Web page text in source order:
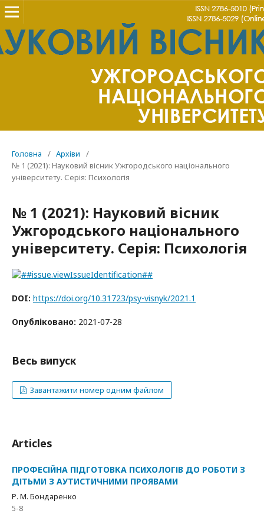
Головна / Архіви
/
№ 1 (2021): Науковий вісник Ужгородського національного
університету. Серія: Психологія
№ 1 (2021): Науковий вісник
Ужгородського національного
університету. Серія: Психологія
DOI: https://doi.org/10.31723/psy-visnyk/2021.1
Опубліковано: 2021-07-28
Весь випуск
Завантажити номер одним файлом
Articles
ПРОФЕСІЙНА ПІДГОТОВКА ПСИХОЛОГІВ ДО РОБОТИ З
ДІТЬМИ З АУТИСТИЧНИМИ ПРОЯВАМИ
Р. М. Бондаренко
5-8